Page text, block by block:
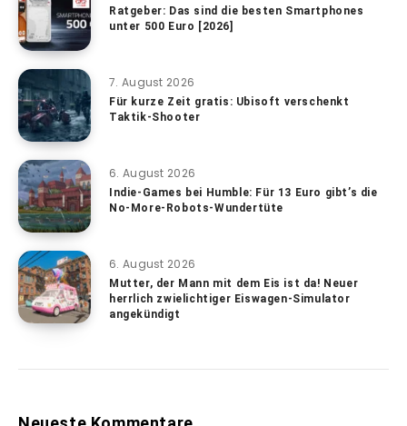
Ratgeber: Das sind die besten Smartphones
unter 500 Euro [2026]
7. August 2026
Für kurze Zeit gratis: Ubisoft verschenkt
Taktik-Shooter
6. August 2026
Indie-Games bei Humble: Für 13 Euro gibt’s die
No-More-Robots-Wundertüte
6. August 2026
Mutter, der Mann mit dem Eis ist da! Neuer
herrlich zwielichtiger Eiswagen-Simulator
angekündigt